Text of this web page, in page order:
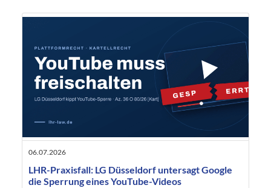
06.07.2026
LHR-Praxisfall: LG Düsseldorf untersagt Google
die Sperrung eines YouTube-Videos